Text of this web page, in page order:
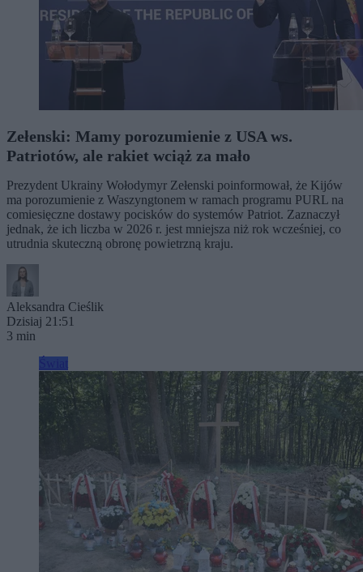
Zełenski: Mamy porozumienie z USA ws.
Patriotów, ale rakiet wciąż za mało
Prezydent Ukrainy Wołodymyr Zełenski poinformował, że Kijów
ma porozumienie z Waszyngtonem w ramach programu PURL na
comiesięczne dostawy pocisków do systemów Patriot. Zaznaczył
jednak, że ich liczba w 2026 r. jest mniejsza niż rok wcześniej, co
utrudnia skuteczną obronę powietrzną kraju.
Aleksandra Cieślik
Dzisiaj 21:51
3 min